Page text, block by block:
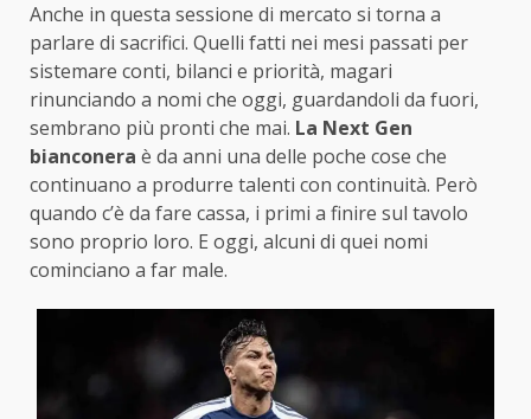
Anche in questa sessione di mercato si torna a
parlare di sacrifici. Quelli fatti nei mesi passati per
sistemare conti, bilanci e priorità, magari
rinunciando a nomi che oggi, guardandoli da fuori,
sembrano più pronti che mai. La Next Gen
bianconera è da anni una delle poche cose che
continuano a produrre talenti con continuità. Però
quando c’è da fare cassa, i primi a finire sul tavolo
sono proprio loro. E oggi, alcuni di quei nomi
cominciano a far male.